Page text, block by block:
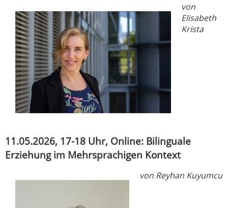
von
Elisabeth
Krista
11.05.2026, 17-18 Uhr, Online: Bilinguale
Erziehung im Mehrsprachigen Kontext
von Reyhan Kuyumcu